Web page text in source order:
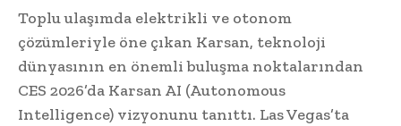
Toplu ulaşımda elektrikli ve otonom
çözümleriyle öne çıkan Karsan, teknoloji
dünyasının en önemli buluşma noktalarından
CES 2026’da Karsan AI (Autonomous
Intelligence) vizyonunu tanıttı. Las Vegas’ta